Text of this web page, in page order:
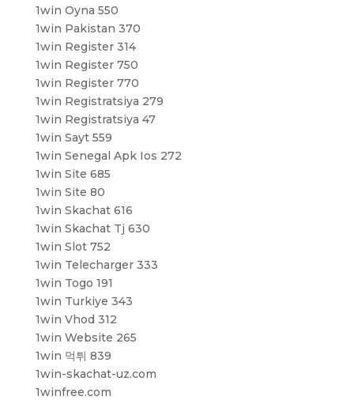
1win Oyna 550
1win Pakistan 370
1win Register 314
1win Register 750
1win Register 770
1win Registratsiya 279
1win Registratsiya 47
1win Sayt 559
1win Senegal Apk Ios 272
1win Site 685
1win Site 80
1win Skachat 616
1win Skachat Tj 630
1win Slot 752
1win Telecharger 333
1win Togo 191
1win Turkiye 343
1win Vhod 312
1win Website 265
1win 먹튀 839
1win-skachat-uz.com
1winfree.com